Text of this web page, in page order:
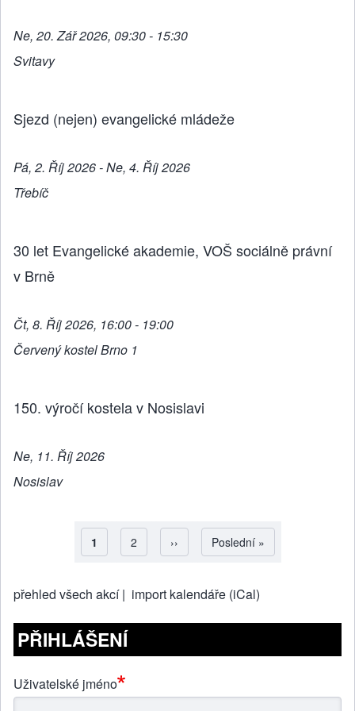
Ne, 20. Zář 2026, 09:30 - 15:30
Svitavy
Sjezd (nejen) evangelické mládeže
Pá, 2. Říj 2026 - Ne, 4. Říj 2026
Třebíč
30 let Evangelické akademie, VOŠ sociálně právní
v Brně
Čt, 8. Říj 2026, 16:00 - 19:00
Červený kostel Brno 1
150. výročí kostela v Nosislavi
Ne, 11. Říj 2026
Nosislav
Pagination
Aktuální stránka
1 Strana
2 Následující stránka
›› Poslední stránka
Poslední »
přehled všech akcí | import kalendáře (iCal)
PŘIHLÁŠENÍ
Uživatelské jméno